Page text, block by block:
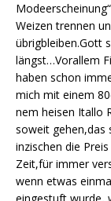
Weizen trennen
übrigbleiben.Gott
längst…Vorallem
haben schon
mich mit einem
nem heisen Itallo
soweit gehen,das
inzischen die
Zeit,für immer
wenn etwas